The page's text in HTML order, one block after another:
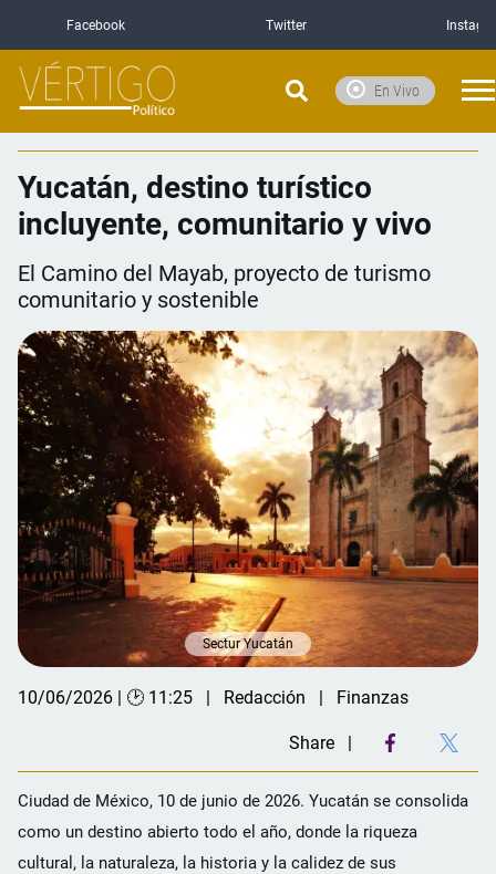
Facebook Twitter
En Vivo
Yucatán, destino turístico
incluyente, comunitario y vivo
El Camino del Mayab, proyecto de turismo
comunitario y sostenible
Sectur Yucatán
10/06/2026 | 🕑 11:25 Redacción Finanzas
Share
Ciudad de México, 10 de junio de 2026. Yucatán se consolida
como un destino abierto todo el año, donde la riqueza
cultural, la naturaleza, la historia y la calidez de sus